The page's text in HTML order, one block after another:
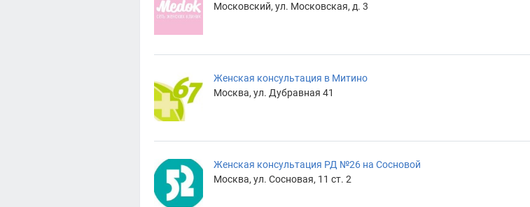
Московский, ул. Московская, д. 3
Женская консультация в Митино
Москва, ул. Дубравная 41
Женская консультация РД №26 на Сосновой
Москва, ул. Сосновая, 11 ст. 2